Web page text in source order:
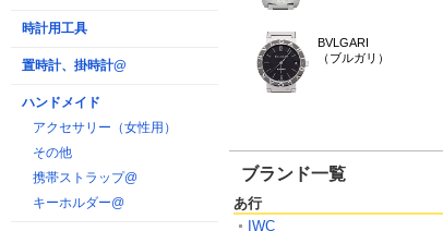
BVLGARI
（ブルガリ）
ブランド一覧
あ行
IWC
時計用工具
置時計、掛時計@
ハンドメイド
アクセサリー（女性用）
その他
携帯ストラップ@
キーホルダー@